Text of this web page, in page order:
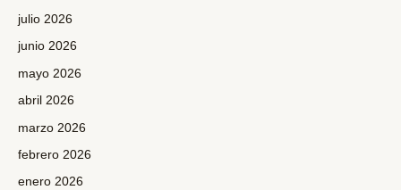
julio 2026
junio 2026
mayo 2026
abril 2026
marzo 2026
febrero 2026
enero 2026